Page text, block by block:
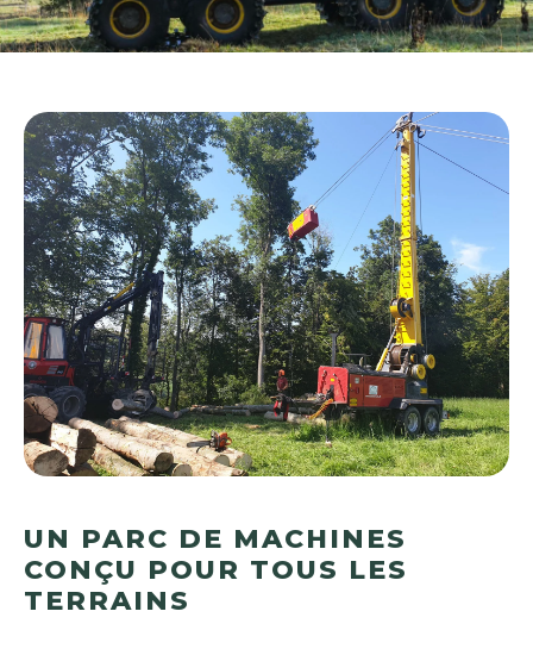
UN PARC DE MACHINES
CONÇU POUR TOUS LES
TERRAINS